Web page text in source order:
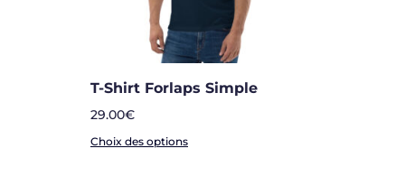
T-Shirt Forlaps Simple
29.00€
Choix des options